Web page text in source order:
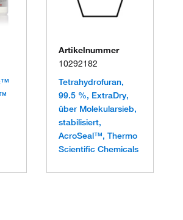
Artikelnummer
10292182
Tetrahydrofuran,
99.5 %, ExtraDry,
über Molekularsieb,
stabilisiert,
AcroSeal™, Thermo
Scientific Chemicals